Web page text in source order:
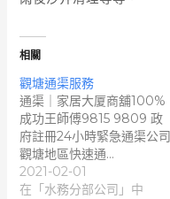
相關
觀塘通渠服務
通渠｜家居大厦商舖100%
成功王師傅9815 9809 政
府註冊24小時緊急通渠公司
觀塘地區快速通…
2021-02-01
在「水務分部公司」中